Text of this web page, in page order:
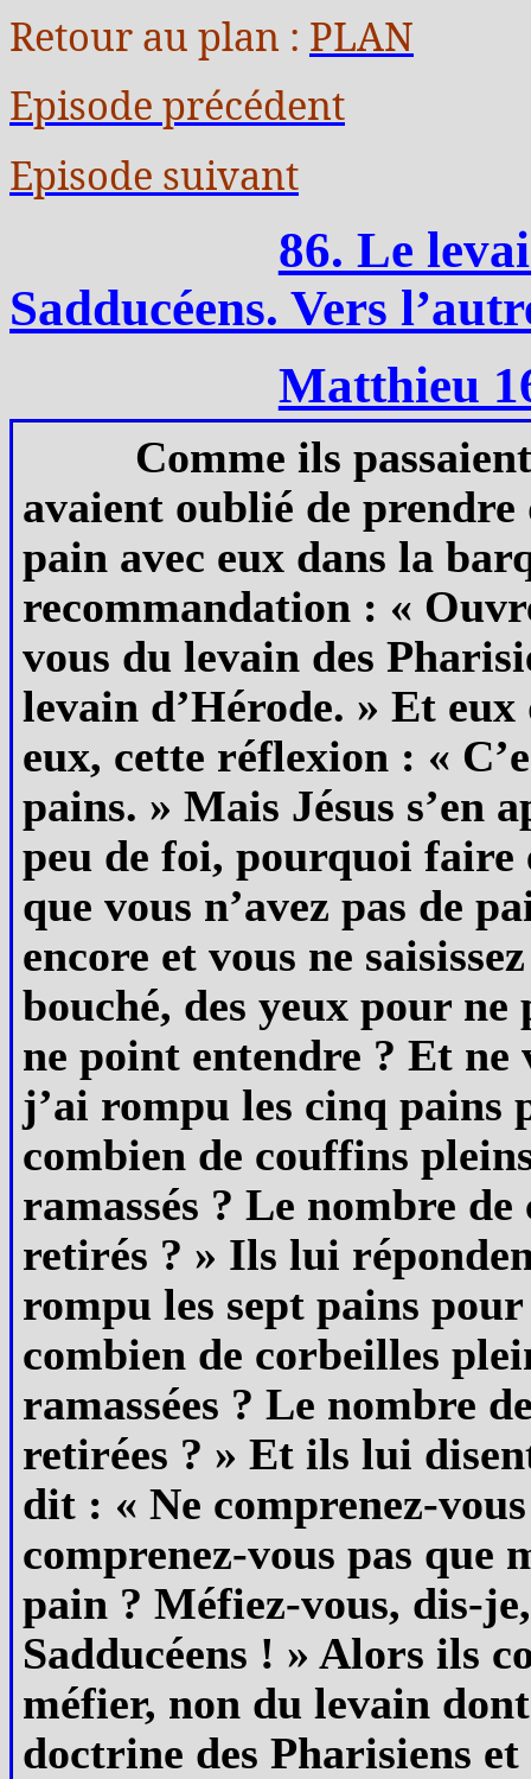
Retour au plan : PLAN
Episode précédent
Episode suivant
86. Le
Sadducéens. Vers
Matthieu
Comme ils
avaient oublié de prendre
pain avec eux dans la
recommandation : «
vous du levain des
levain d’Hérode. » Et
eux, cette réflexion : «
pains. » Mais Jésus s’en
peu de foi, pourquoi faire
que vous n’avez pas de
encore et vous ne
bouché, des yeux pour
ne point entendre ? Et ne
j’ai rompu les cinq pains
combien de couffins
ramassés ? Le nombre
retirés ? » Ils lui
rompu les sept pains
combien de corbeilles
ramassées ? Le nombre
retirées ? » Et ils lui
dit : « Ne comprenez-
comprenez-vous pas que
pain ? Méfiez-vous, dis-
Sadducéens ! » Alors ils
méfier, non du levain
doctrine des Pharisiens et